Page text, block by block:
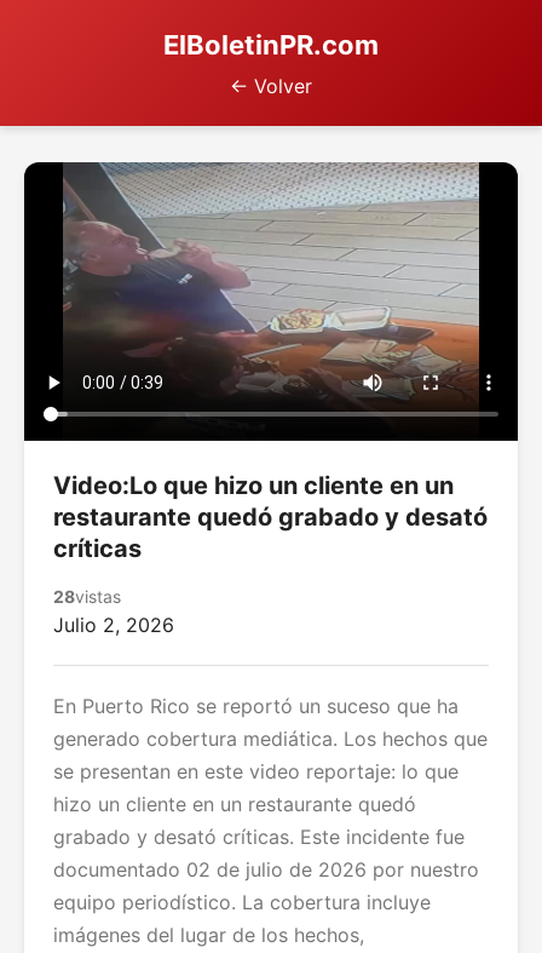
ElBoletinPR.com
← Volver
Video:Lo que hizo un cliente en un
restaurante quedó grabado y desató
críticas
28vistas
Julio 2, 2026
En Puerto Rico se reportó un suceso que ha
generado cobertura mediática. Los hechos que
se presentan en este video reportaje: lo que
hizo un cliente en un restaurante quedó
grabado y desató críticas. Este incidente fue
documentado 02 de julio de 2026 por nuestro
equipo periodístico. La cobertura incluye
imágenes del lugar de los hechos,